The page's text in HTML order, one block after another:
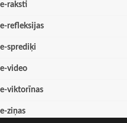
e-raksti
e-refleksijas
e-sprediķi
e-video
e-viktorīnas
e-ziņas